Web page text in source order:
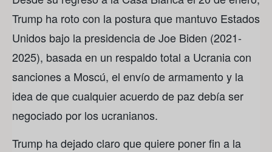
Trump ha roto con la postura que mantuvo Estados
Unidos bajo la presidencia de Joe Biden (2021-
2025), basada en un respaldo total a Ucrania con
sanciones a Moscú, el envío de armamento y la
idea de que cualquier acuerdo de paz debía ser
negociado por los ucranianos.
Trump ha dejado claro que quiere poner fin a la